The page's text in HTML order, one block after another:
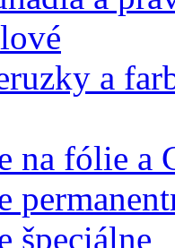
a
na fólie a
špeciálne